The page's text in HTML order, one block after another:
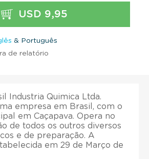
USD 9,95
& Português
de relatório
Industria Quimica Ltda.
empresa em Brasil, com o
em Caçapava. Opera no
de todos os outros diversos
e de preparação. A
em 29 de Março de